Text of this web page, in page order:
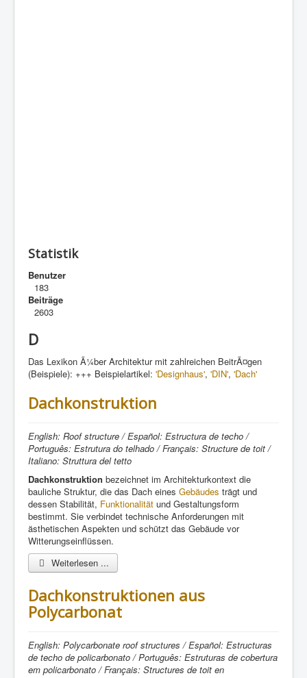
Statistik
Benutzer
183
Beiträge
2603
D
Das Lexikon Ã¼ber Architektur mit zahlreichen BeitrÃ¤gen
(Beispiele): +++ Beispielartikel: 'Designhaus', 'DIN', 'Dach'
Dachkonstruktion
English: Roof structure / Español: Estructura de techo /
Português: Estrutura do telhado / Français: Structure de toit /
Italiano: Struttura del tetto
Dachkonstruktion bezeichnet im Architekturkontext die
bauliche Struktur, die das Dach eines Gebäudes trägt und
dessen Stabilität, Funktionalität und Gestaltungsform
bestimmt. Sie verbindet technische Anforderungen mit
ästhetischen Aspekten und schützt das Gebäude vor
Witterungseinflüssen.
Weiterlesen ...
Dachkonstruktionen aus
Polycarbonat
English: Polycarbonate roof structures / Español: Estructuras
de techo de policarbonato / Português: Estruturas de cobertura
em policarbonato / Français: Structures de toit en